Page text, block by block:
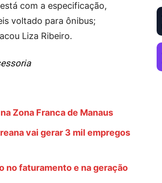
com a especificação,
voltado para ônibus;
Liza Ribeiro.
Zona Franca de Manaus
vai gerar 3 mil empregos
no faturamento e na geração